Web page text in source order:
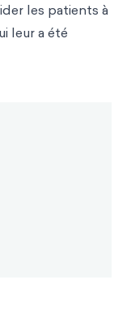
les patients à
leur a été